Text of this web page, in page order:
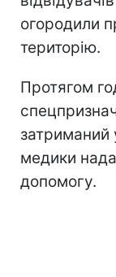
огородили
територію.
Протягом
затриманий
медики
допомогу.